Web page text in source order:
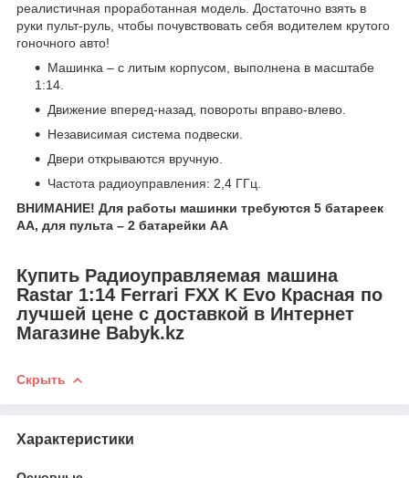
реалистичная проработанная модель. Достаточно взять в
руки пульт-руль, чтобы почувствовать себя водителем крутого
гоночного авто!
Машинка – с литым корпусом, выполнена в масштабе
1:14.
Движение вперед-назад, повороты вправо-влево.
Независимая система подвески.
Двери открываются вручную.
Частота радиоуправления: 2,4 ГГц.
ВНИМАНИЕ! Для работы машинки требуются 5 батареек
АА, для пульта – 2 батарейки АА
Купить Радиоуправляемая машина
Rastar 1:14 Ferrari FXX K Evo Красная по
лучшей цене с доставкой в Интернет
Магазине Babyk.kz
Скрыть
Характеристики